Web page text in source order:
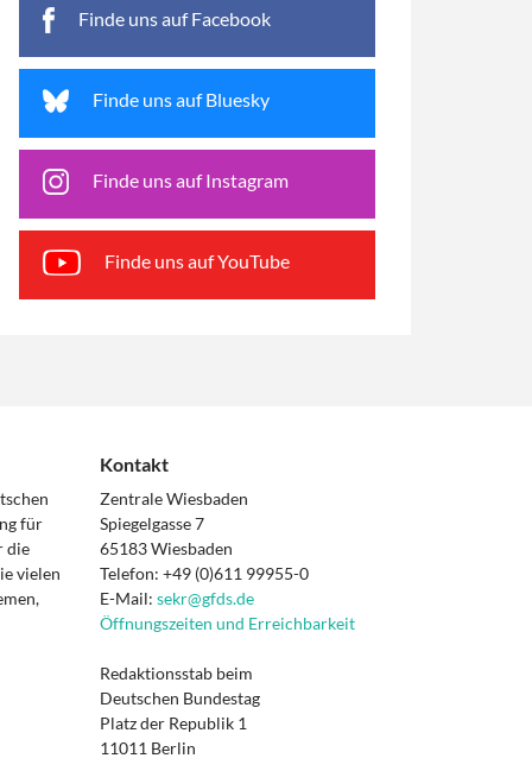
Finde uns auf Facebook
Finde uns auf Bluesky
Finde uns auf Instagram
Finde uns auf YouTube
für
die
vielen
Kontakt
Zentrale Wiesbaden
Spiegelgasse 7
65183 Wiesbaden
Telefon: +49 (0)611 99955-0
E-Mail: sekr@gfds.de
Öffnungszeiten und Erreichbarkeit
Redaktionsstab beim
Deutschen Bundestag
Platz der Republik 1
11011 Berlin